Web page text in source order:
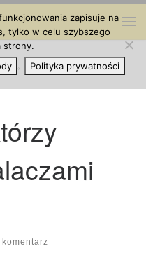
»
6 muzyków, którzy
komentarz
zapisuje na
tylko w celu szybszego
strony.
Polityka prywatności